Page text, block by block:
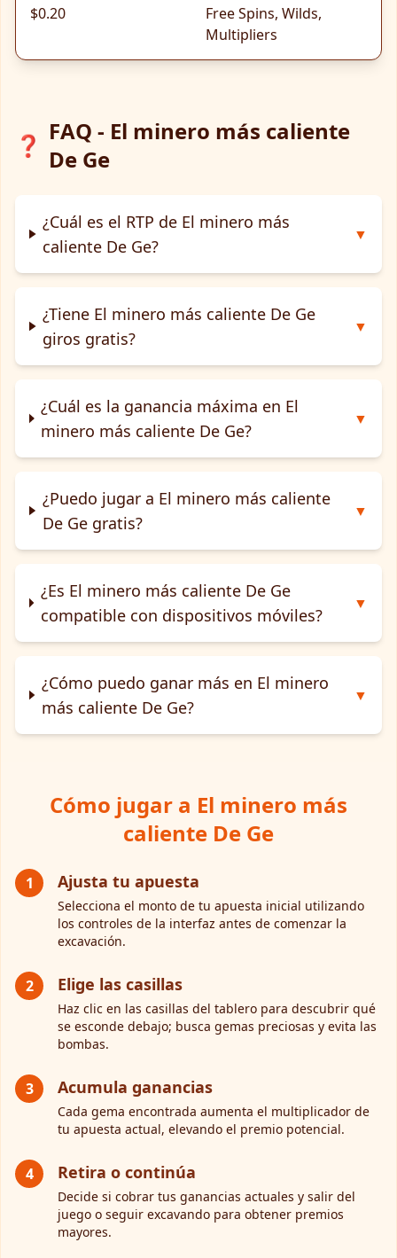
$0.20
Free Spins, Wilds,
Multipliers
❓ FAQ - El minero más caliente
De Ge
¿Cuál es el RTP de El minero más
caliente De Ge?
▼
¿Tiene El minero más caliente De Ge
giros gratis?
▼
¿Cuál es la ganancia máxima en El
minero más caliente De Ge?
▼
¿Puedo jugar a El minero más caliente
De Ge gratis?
▼
¿Es El minero más caliente De Ge
compatible con dispositivos móviles?
▼
¿Cómo puedo ganar más en El minero
más caliente De Ge?
▼
Cómo jugar a El minero más
caliente De Ge
1 Ajusta tu apuesta
Selecciona el monto de tu apuesta inicial utilizando
los controles de la interfaz antes de comenzar la
excavación.
2 Elige las casillas
Haz clic en las casillas del tablero para descubrir qué
se esconde debajo; busca gemas preciosas y evita las
bombas.
3 Acumula ganancias
Cada gema encontrada aumenta el multiplicador de
tu apuesta actual, elevando el premio potencial.
4 Retira o continúa
Decide si cobrar tus ganancias actuales y salir del
juego o seguir excavando para obtener premios
mayores.